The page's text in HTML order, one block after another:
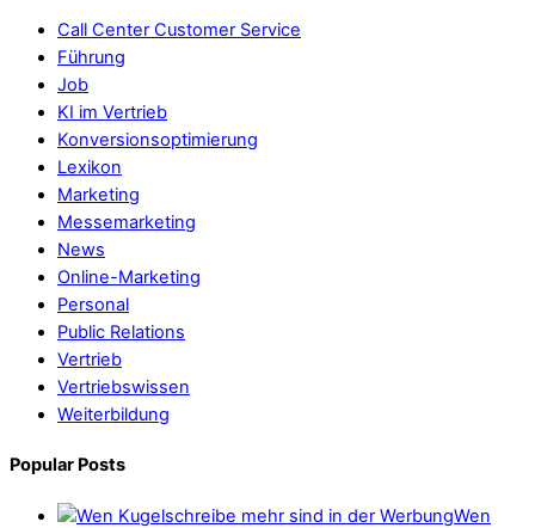
Call Center Customer Service
Führung
Job
KI im Vertrieb
Konversionsoptimierung
Lexikon
Marketing
Messemarketing
News
Online-Marketing
Personal
Public Relations
Vertrieb
Vertriebswissen
Weiterbildung
Popular Posts
Wen